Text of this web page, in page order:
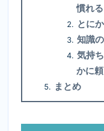
慣れる
とに
知識
気持
かに
まとめ